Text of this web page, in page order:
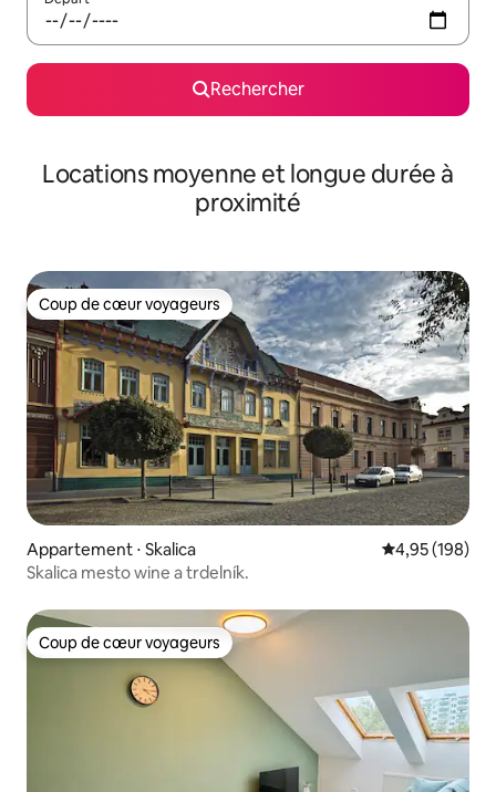
Rechercher
Locations moyenne et longue durée à
proximité
Coup de cœur voyageurs
Coup de cœur voyageurs
Appartement ⋅ Skalica Évaluation
4,95 (198)
Skalica mesto wine a trdelník.
Coup de cœur voyageurs
Coup de cœur voyageurs